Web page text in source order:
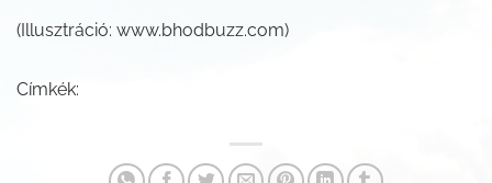
(Illusztráció: www.bhodbuzz.com)
Címkék: